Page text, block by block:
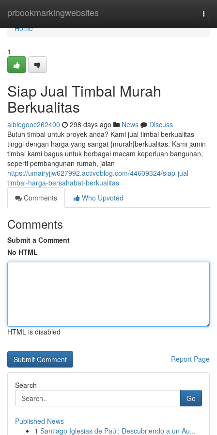
prbookmarkingwebsites
Home
Home
1
Siap Jual Timbal Murah
Berkualitas
albiegooc262400 298 days ago News
Discuss
Butuh timbal untuk proyek anda? Kami jual timbal berkualitas
tinggi dengan harga yang sangat {murah|berkualitas. Kami jamin
timbal kami bagus untuk berbagai macam keperluan bangunan,
seperti pembangunan rumah, jalan
https://umairyjjw627992.activoblog.com/44609324/siap-jual-
timbal-harga-bersahabat-berkualitas
Comments
Who Upvoted
Comments
Submit a Comment
No HTML
HTML is disabled
Report Page
Search
Go
Published News
1 Santiago Iglesias de Paúl: Descubriendo a un Au...